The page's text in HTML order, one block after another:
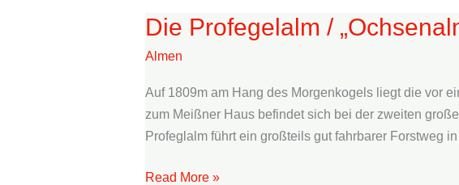
Die Profegelalm /
Almen
Auf 1809m am Hang des Morgenkogels liegt die vor
zum Meißner Haus befindet sich bei der zweiten
Profeglalm führt ein großteils gut fahrbarer Forstweg
Die
„Ochsenalm“
Read More »